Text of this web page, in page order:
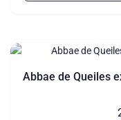
Abbae de Queiles